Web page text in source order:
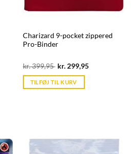
Charizard 9-pocket zippered
Pro-Binder
kr.399,95 Original
was:
kr. 399,95.
kr.299,95Current
TILFØJ TIL KURV